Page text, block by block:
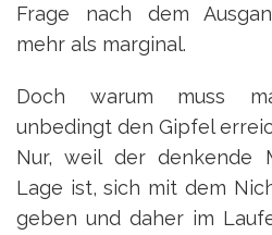
Frage nach dem
mehr als marginal.
Doch warum muss
unbedingt den Gipfel
Nur, weil der denkende
Lage ist, sich mit dem
geben und daher im